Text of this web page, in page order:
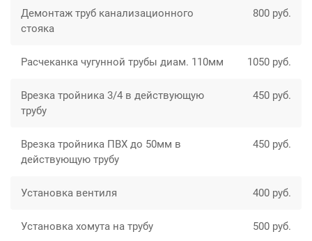
Демонтаж труб канализационного
cтояка
800 руб.
Расчеканка чугунной трубы диам. 110мм 1050 руб.
Врезка тройника 3/4 в действующую
трубу
450 руб.
Врезка тройника ПВХ до 50мм в
действующую трубу
450 руб.
Установка вентиля 400 руб.
Установка хомута на трубу 500 руб.